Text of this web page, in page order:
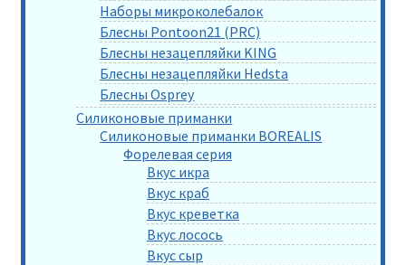
Наборы микроколебалок
Блесны Pontoon21 (PRC)
Блесны незацепляйки KING
Блесны незацепляйки Hedsta
Блесны Osprey
Силиконовые приманки
Силиконовые приманки BOREALIS
Форелевая серия
Вкус икра
Вкус краб
Вкус креветка
Вкус лосось
Вкус сыр